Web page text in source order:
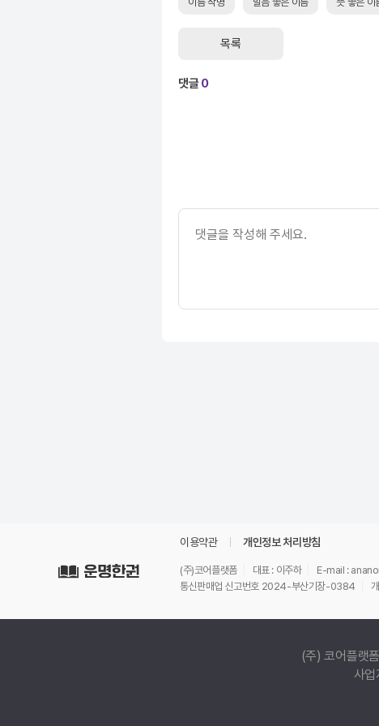
목록
댓글0
이용약관 개인정보 처리방침
(주)코어플랫폼 대표 : 이주하 E-mail :
통신판매업 신고번호 2024-부산기장-0384
(주) 코어플랫
사